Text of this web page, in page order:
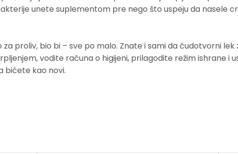
unete suplementom pre nego što uspeju da nasele
proliv, bio bi – sve po malo. Znate i sami da čudotvorni lek
vodite računa o higijeni, prilagodite režim ishrane i
bićete kao novi.